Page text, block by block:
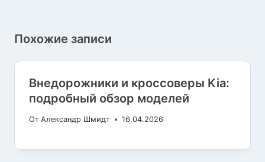
Похожие записи
Внедорожники и кроссоверы Kia:
подробный обзор моделей
От Александр Шмидт 16.04.2026